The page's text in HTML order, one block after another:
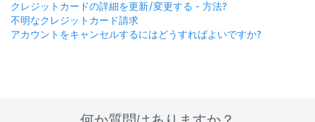
クレジットカードの詳細を更新/変更する - 方法?
不明なクレジットカード請求
アカウントをキャンセルするにはどうすればよいですか?